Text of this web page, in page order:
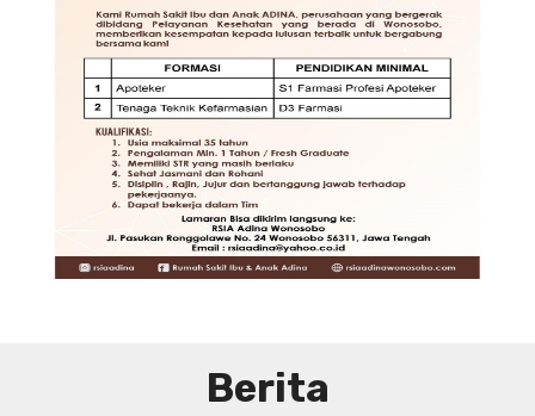
KEFARMASIAN DI RSIA ADINA
WONOSOBO
DIBUTUHKAN SEGERA TENAGA TEKNIS
KEFARMASIAN DI RUMAH SAKIT IBU
DAN ANAK ADINA WONOSOBO
SYARAT DAN KETENTUAN LIHAT
BROSUR
Berita